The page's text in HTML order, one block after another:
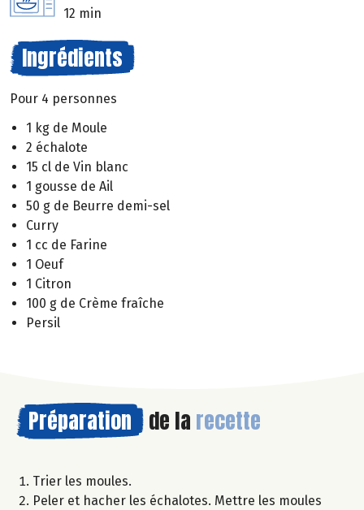
12 min
Ingrédients
Pour 4 personnes
1 kg de Moule
2 échalote
15 cl de Vin blanc
1 gousse de Ail
50 g de Beurre demi-sel
Curry
1 cc de Farine
1 Oeuf
1 Citron
100 g de Crème fraîche
Persil
Préparation de la recette
Trier les moules.
Peler et hacher les échalotes. Mettre les moules